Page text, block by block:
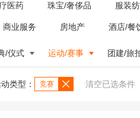
医药 珠宝/奢侈品 服装
商业服务 房地产 酒店/餐
/仪式 运动/赛事 团建/旅
类型： 竞赛 清空已选条件